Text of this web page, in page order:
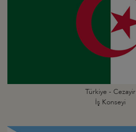
Türkiye - Cezayir
İş Konseyi